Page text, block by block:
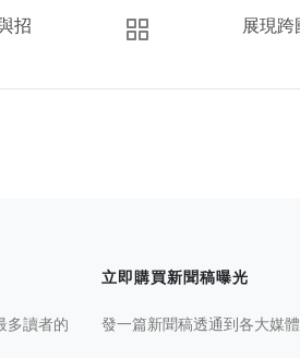
招
展現
多讀者的
立即購買新聞稿曝光
發一篇新聞稿透通到各大媒